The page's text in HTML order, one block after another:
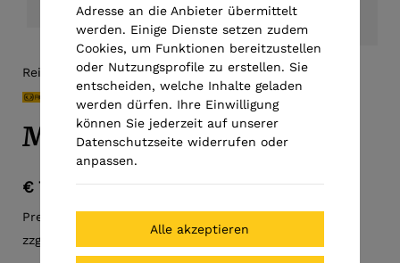
Reinecker Vision
MANO 5
€ 795,00
Preis inkl. MwSt.
zzgl. Versandkosten
Adresse an die Anbieter übermittelt
werden. Einige Dienste setzen zudem
Cookies, um Funktionen bereitzustellen
oder Nutzungsprofile zu erstellen. Sie
entscheiden, welche Inhalte geladen
werden dürfen. Ihre Einwilligung
können Sie jederzeit auf unserer
Datenschutzseite widerrufen oder
anpassen.